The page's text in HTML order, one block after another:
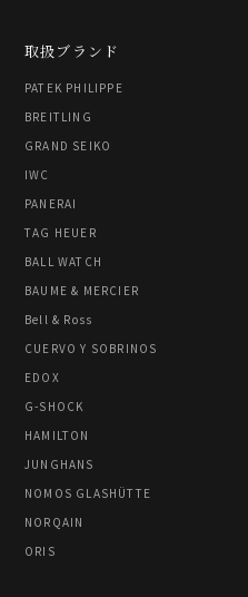
取扱ブランド
PATEK PHILIPPE
BREITLING
GRAND SEIKO
IWC
PANERAI
TAG HEUER
BALL WATCH
BAUME & MERCIER
Bell & Ross
CUERVO Y SOBRINOS
EDOX
G-SHOCK
HAMILTON
JUNGHANS
NOMOS GLASHÜTTE
NORQAIN
ORIS